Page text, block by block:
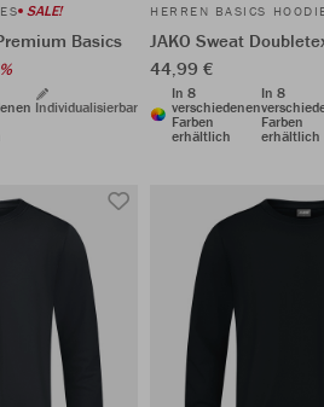
SALE!
Basics
Individualisierbar
HERREN BASICS
JAKO Sweat
44,99 €
In 8
verschiedenen
Farben
erhältlich
In 8
Farben
erhältlich